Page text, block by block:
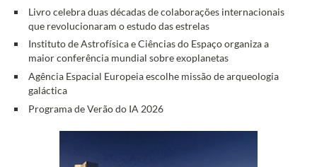
Livro celebra duas décadas de colaborações internacionais
que revolucionaram o estudo das estrelas
Instituto de Astrofísica e Ciências do Espaço organiza a
maior conferência mundial sobre exoplanetas
Agência Espacial Europeia escolhe missão de arqueologia
galáctica
Programa de Verão do IA 2026